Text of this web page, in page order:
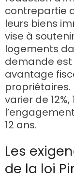
contrepartie
leurs biens
vise à
logements
demande
avantage
propriétaires.
varier de 12%,
12 ans.
Les
de la loi